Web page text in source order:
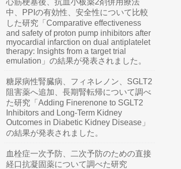
心筋梗塞後、抗血小板薬2剤併用療法
中、PPIの有効性、安全性について比較
した研究「Comparative effectiveness
and safety of proton pump inhibitors after
myocardial infarction on dual antiplatelet
therapy: Insights from a target trial
emulation」の結果が発表されました。
糖尿病性腎臓病、フィネレノン、SGLT2
阻害薬へ追加、長期腎転帰について調べ
た研究「Adding Finerenone to SGLT2
Inhibitors and Long-Term Kidney
Outcomes in Diabetic Kidney Disease」
の結果が発表されました。
血栓症一次予防、二次予防のための直接
経口抗凝固薬について調べた研究